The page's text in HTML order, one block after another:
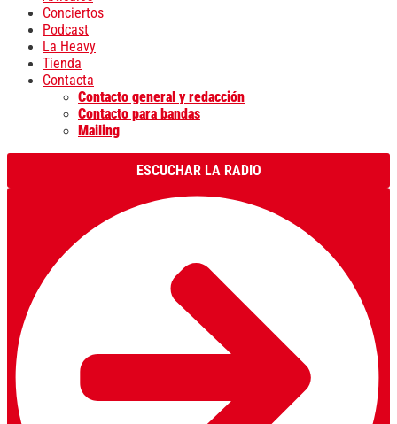
Conciertos
Podcast
La Heavy
Tienda
Contacta
Contacto general y redacción
Contacto para bandas
Mailing
ESCUCHAR LA RADIO